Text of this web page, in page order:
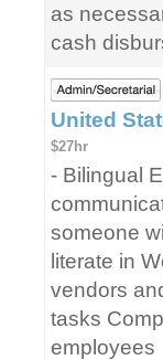
as
cash
United
$27hr
- Bilingual
someone
literate in
vendors
tasks
employees